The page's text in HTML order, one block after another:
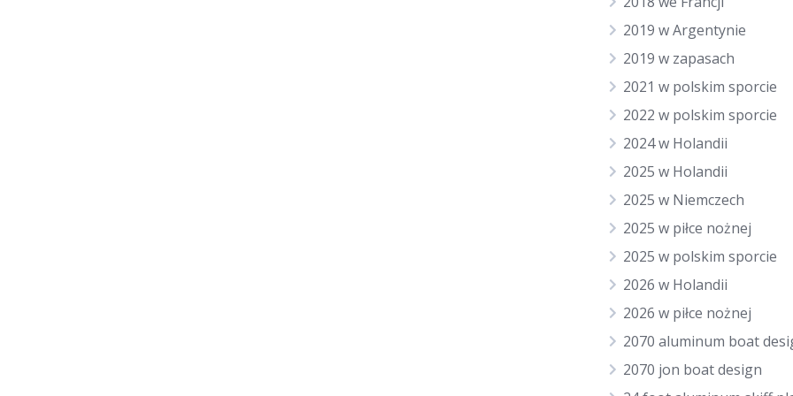
2019 w Argentynie
2019 w zapasach
2021 w polskim sporcie
2022 w polskim sporcie
2024 w Holandii
2025 w Holandii
2025 w Niemczech
2025 w piłce nożnej
2025 w polskim sporcie
2026 w Holandii
2026 w piłce nożnej
2070 aluminum boat
2070 jon boat design